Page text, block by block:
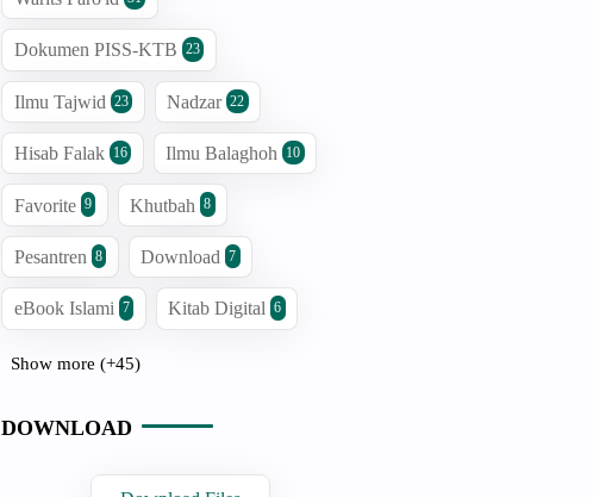
Dokumen PISS-KTB 23
Ilmu Tajwid 23 Nadzar 22
Hisab Falak 16 Ilmu Balaghoh 10
Favorite 9 Khutbah 8
Pesantren 8 Download 7
eBook Islami 7 Kitab Digital 6
Show more (+45)
DOWNLOAD